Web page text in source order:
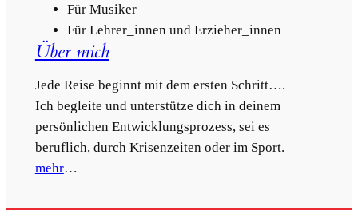
Für Musiker
Für Lehrer_innen und Erzieher_innen
Über mich
Jede Reise beginnt mit dem ersten Schritt….
Ich begleite und unterstütze dich in deinem
persönlichen Entwicklungsprozess, sei es
beruflich, durch Krisenzeiten oder im Sport.
mehr…